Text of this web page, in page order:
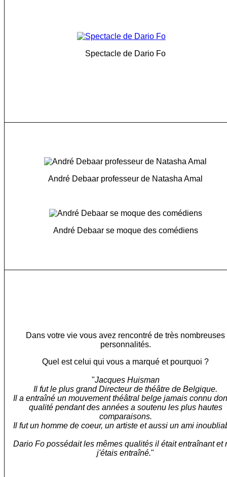
Spectacle de Dario Fo
André Debaar professeur de Natasha Amal
André Debaar se moque des comédiens
Dans votre vie vous avez rencontré de très nombreuses
personnalités.
Quel est celui qui vous a marqué et pourquoi ?
"Jacques Huisman
Il fut le plus grand Directeur de théâtre de Belgique.
Il a entraîné un mouvement théâtral belge jamais connu
qualité pendant des années a soutenu les plus hautes
comparaisons.
Il fut un homme de coeur, un artiste et aussi un ami
Dario Fo possédait les mêmes qualités il était entraînant et
j'étais entraîné."